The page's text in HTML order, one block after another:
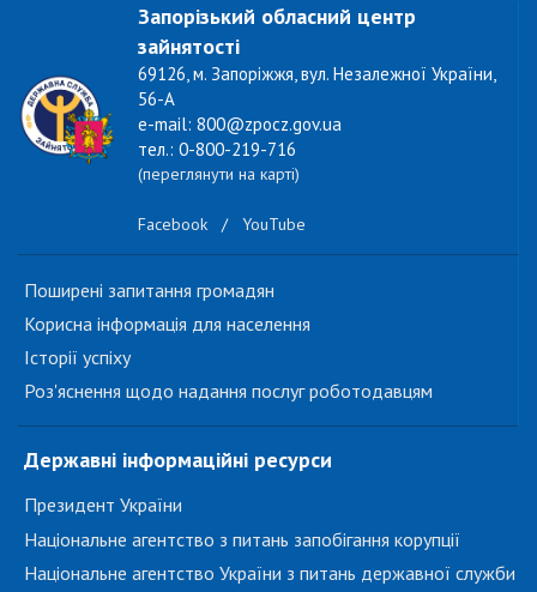
Запорізький обласний центр
зайнятості
69126, м. Запоріжжя, вул. Незалежної України,
56-А
e-mail: 800@zpocz.gov.ua
тел.: 0-800-219-716
(переглянути на карті)
Facebook / YouTube
Поширені запитання громадян
Корисна інформація для населення
Історії успіху
Роз'яснення щодо надання послуг роботодавцям
Державні інформаційні ресурси
Президент України
Національне агентство з питань запобігання корупції
Національне агентство України з питань державної служби